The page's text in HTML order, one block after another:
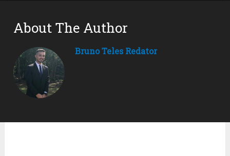
About The Author
Bruno Teles Redator